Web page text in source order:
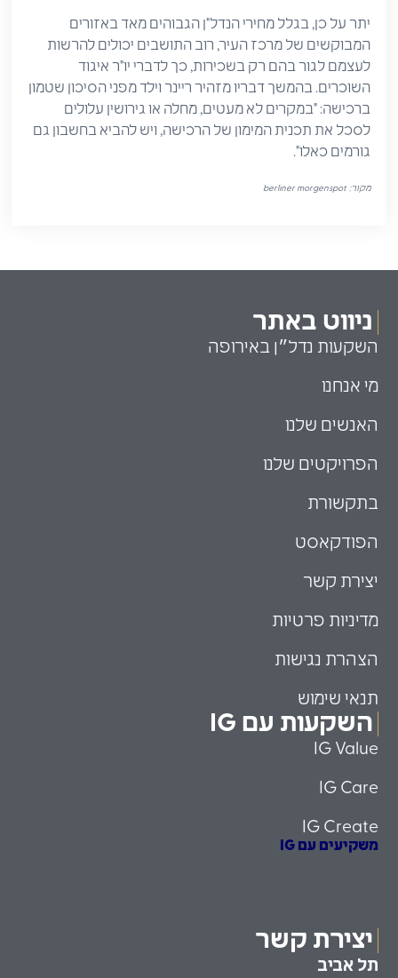
יתר על כן, בגלל מחירי הנדל"ן הגבוהים מאד באזורים
המבוקשים של מרכז העיר, רוב התושבים יכולים להרשות
לעצמם לגור בהם רק בשכירות, כך לדברי יו"ר איגוד
השוכרים. בהמשך דבריו מזהיר ריינר וילד מפני הסיכון שטמון
ברכישה: "במקרים לא מעטים, מחלה או גירושין עלולים
לסכל את תכנית המימון של הרכישה, ויש להביא בחשבון גם
גורמים כאלו".
מקור: berliner morgenspot
ניווט באתר
השקעות נדל״ן באירופה
מי אנחנו
האנשים שלנו
הפרויקטים שלנו
בתקשורת
הפודקאסט
יצירת קשר
מדיניות פרטיות
הצהרת נגישות
תנאי שימוש
השקעות עם IG
IG Value
IG Care
IG Create
משקיעים עם IG
יצירת קשר
תל אביב